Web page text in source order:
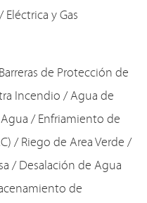
y Gas
de Protección de
Incendio / Agua de
/ Enfriamiento de
/ Riego de Area Verde /
/ Desalación de Agua
de